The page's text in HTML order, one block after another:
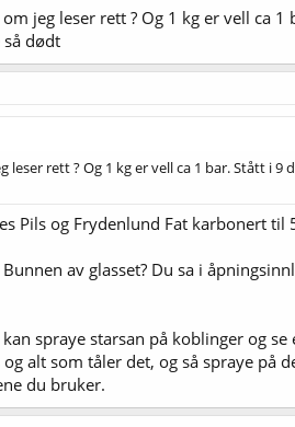
jeg leser rett ? Og 1 kg er vell ca
dødt
leser rett ? Og 1 kg er vell ca 1 bar. Stått
Pils og Frydenlund Fat karbonert til
av glasset? Du sa i
spraye starsan på koblinger og
alt som tåler det, og så spraye på
du bruker.